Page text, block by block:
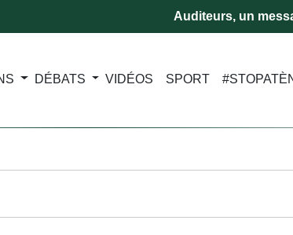
Auditeurs, un
DÉBATS VIDÉOS SPORT